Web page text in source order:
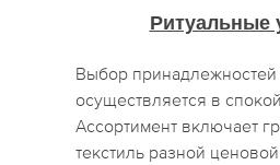
Ритуальные
Выбор
осуществляется в
Ассортимент включает
текстиль разной ценовой